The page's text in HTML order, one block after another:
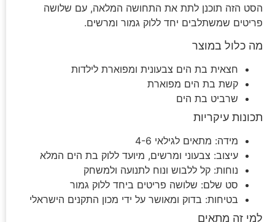
הסט הזה תוכנן לתת את התחושה המלאה, עם שלושה
פריטים שמשתלבים יחד ללוק גמור ומרשים.
מה כלול במוצר
חצאית בת הים צבעונית ומפוארת לילדות
קשת בת הים מפוארת
שרביט בת הים
תכונות עיקריות
מידה: מתאים לגילאי 4-6
עיצוב: צבעוני ומרשים, מיועד ללוק בת הים המלא
נוחות: קל ללבוש ונוח לתנועה ולמשחק
סט שלם: שלושה פריטים ביחד ללוק גמור
בטיחות: בדוק ומאושר על ידי מכון התקנים הישראלי
למי זה מתאים